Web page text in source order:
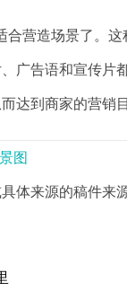
合营造场景了。
广告语和宣传片
达到商家的营销目
图
体来源的稿件来